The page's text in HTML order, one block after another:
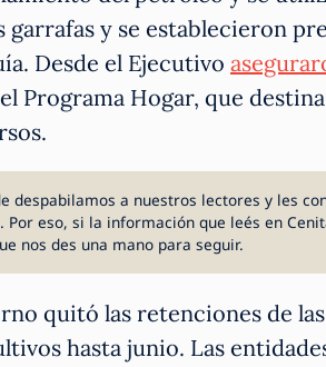
y se establecieron
Desde el Ejecutivo
Programa Hogar, que
despabilamos a nuestros lectores y les
eso, si la información que leés en
nos des una mano para seguir.
quitó las retenciones de
hasta junio. Las